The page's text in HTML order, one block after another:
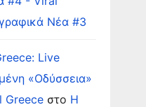
Νέα #3
Live
«Οδύσσεια»
Greece στο Η